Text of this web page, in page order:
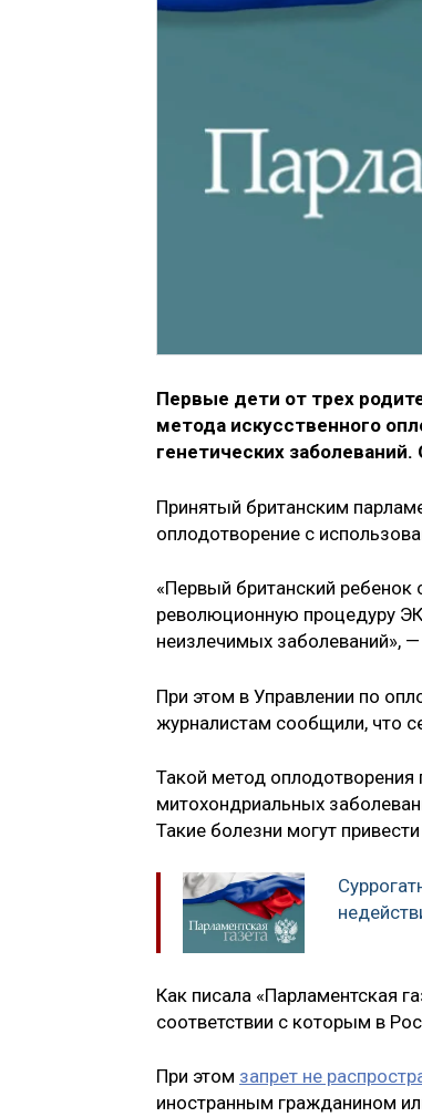
Первые дети от трех
метода искусственного
генетических
Принятый британским
оплодотворение с
«Первый британский ребенок
революционную процедуру
неизлечимых заболеваний»,
При этом в Управлении по
журналистам сообщили, что
Такой метод оплодотворения
митохондриальных
Такие болезни могут
Как писала «Парламентская
соответствии с которым в
При этом запрет не
иностранным гражданином